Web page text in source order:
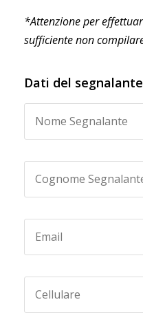
*Attenzione per
sufficiente non
Dati del segnalante